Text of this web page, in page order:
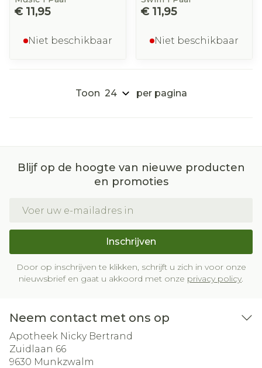
€ 11,95
Niet beschikbaar
€ 11,95
Niet beschikbaar
Toon per pagina
Blijf op de hoogte van nieuwe producten
en promoties
Inschrijven
Door op inschrijven te klikken, schrijft u zich in voor onze
nieuwsbrief en gaat u akkoord met onze privacy policy.
Neem contact met ons op
Apotheek Nicky Bertrand
Zuidlaan 66
9630 Munkzwalm